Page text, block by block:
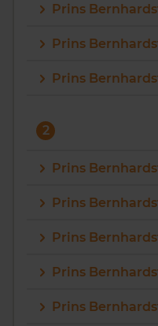
Zoek een woning
Maandag t/m vrijdag -
Prins
Prins
Prins
2
Prins
Prins
Prins
Prins
Prins